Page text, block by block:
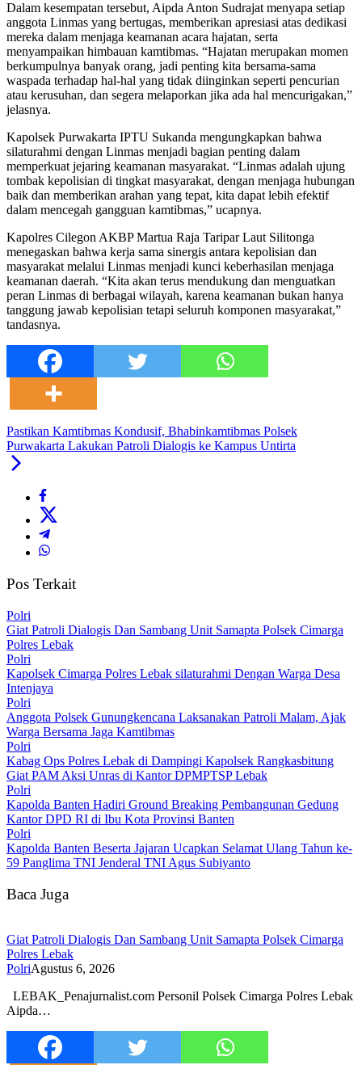
Dalam kesempatan tersebut, Aipda Anton Sudrajat menyapa setiap
anggota Linmas yang bertugas, memberikan apresiasi atas dedikasi
mereka dalam menjaga keamanan acara hajatan, serta
menyampaikan himbauan kamtibmas. “Hajatan merupakan momen
berkumpulnya banyak orang, jadi penting kita bersama-sama
waspada terhadap hal-hal yang tidak diinginkan seperti pencurian
atau kerusuhan, dan segera melaporkan jika ada hal mencurigakan,”
jelasnya.
Kapolsek Purwakarta IPTU Sukanda mengungkapkan bahwa
silaturahmi dengan Linmas menjadi bagian penting dalam
memperkuat jejaring keamanan masyarakat. “Linmas adalah ujung
tombak kepolisian di tingkat masyarakat, dengan menjaga hubungan
baik dan memberikan arahan yang tepat, kita dapat lebih efektif
dalam mencegah gangguan kamtibmas,” ucapnya.
Kapolres Cilegon AKBP Martua Raja Taripar Laut Silitonga
menegaskan bahwa kerja sama sinergis antara kepolisian dan
masyarakat melalui Linmas menjadi kunci keberhasilan menjaga
keamanan daerah. “Kita akan terus mendukung dan menguatkan
peran Linmas di berbagai wilayah, karena keamanan bukan hanya
tanggung jawab kepolisian tetapi seluruh komponen masyarakat,”
tandasnya.
Pastikan Kamtibmas Kondusif, Bhabinkamtibmas Polsek
Purwakarta Lakukan Patroli Dialogis ke Kampus Untirta
Pos Terkait
Polri
Giat Patroli Dialogis Dan Sambang Unit Samapta Polsek Cimarga
Polres Lebak
Polri
Kapolsek Cimarga Polres Lebak silaturahmi Dengan Warga Desa
Intenjaya
Polri
Anggota Polsek Gunungkencana Laksanakan Patroli Malam, Ajak
Warga Bersama Jaga Kamtibmas
Polri
Kabag Ops Polres Lebak di Dampingi Kapolsek Rangkasbitung
Giat PAM Aksi Unras di Kantor DPMPTSP Lebak
Polri
Kapolda Banten Hadiri Ground Breaking Pembangunan Gedung
Kantor DPD RI di Ibu Kota Provinsi Banten
Polri
Kapolda Banten Beserta Jajaran Ucapkan Selamat Ulang Tahun ke-
59 Panglima TNI Jenderal TNI Agus Subiyanto
Baca Juga
Giat Patroli Dialogis Dan Sambang Unit Samapta Polsek Cimarga
Polres Lebak
PolriAgustus 6, 2026
LEBAK_Penajurnalist.com Personil Polsek Cimarga Polres Lebak
Aipda…